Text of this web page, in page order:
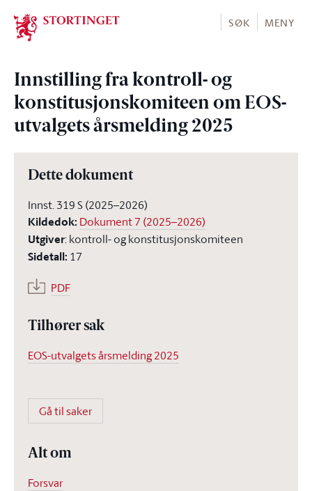
Stortinget.no
SØK MENY
Innstilling fra kontroll- og
konstitusjonskomiteen om EOS-
utvalgets årsmelding 2025
Dette dokument
Innst. 319 S (2025–2026)
Kildedok: Dokument 7 (2025–2026)
Utgiver:kontroll- og konstitusjonskomiteen
Sidetall: 17
PDF
Tilhører sak
EOS-utvalgets årsmelding 2025
Gå til saker
Alt om
Forsvar